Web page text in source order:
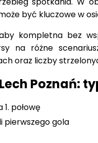
być kluczowe w
kompletna bez
na różne
oraz liczby
Poznań:
połowę
pierwszego gola